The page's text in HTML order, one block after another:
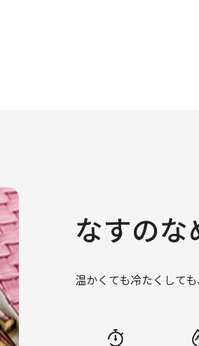
なすのな
温かくても冷たくして